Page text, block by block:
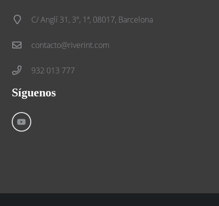
C/ Anglí 31, 3º, 1ª, 08017, Barcelona
contacto@riverint.com
932 013 777
Síguenos